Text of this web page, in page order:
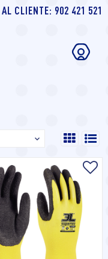
CLIENTE: 902 421 521
